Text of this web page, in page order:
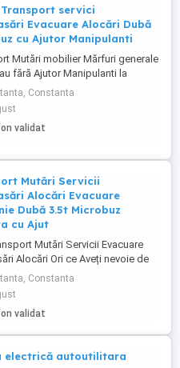
servici
Evacuare Alocări Dubă
cu Ajutor Manipulanti
Mutări mobilier Mărfuri generale
fără Ajutor Manipulanti la
servicii Debarasări
Ori ce Aveți nevoie de
Rezolva Transport la Ori ce ora
Ori unde în România Mai multe
Constanta
validat
Mutări Servicii
Alocări Evacuare
Dubă 3.5t Microbuz
cu Ajut
Mutări Servicii Evacuare
Alocări Ori ce Aveți nevoie de
Rezolva în Ori ce Oră
Transportul Transport Mutări
Băieții Tineri la Cererea clientului
Microbuz Transport Ori unde în
Constanta
validat
electrică autoutilitara